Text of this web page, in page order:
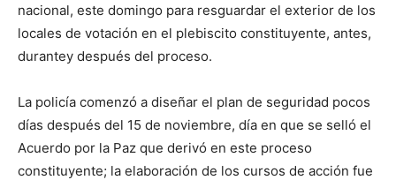
nacional, este domingo para resguardar el exterior de los
locales de votación en el plebiscito constituyente, antes,
durantey después del proceso.
La policía comenzó a diseñar el plan de seguridad pocos
días después del 15 de noviembre, día en que se selló el
Acuerdo por la Paz que derivó en este proceso
constituyente; la elaboración de los cursos de acción fue